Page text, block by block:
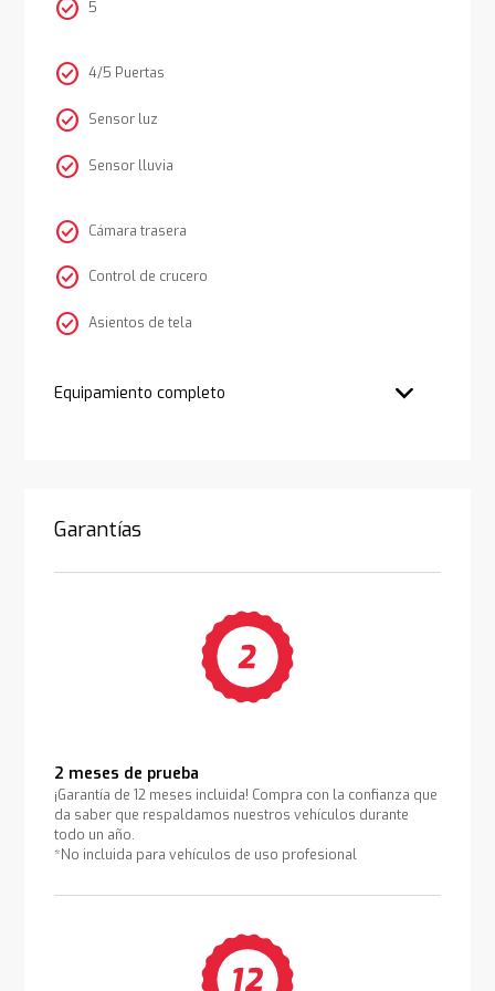
check_circle 5
check_circle 4/5 Puertas
check_circle Sensor luz
check_circle Sensor lluvia
check_circle Cámara trasera
check_circle Control de crucero
check_circle Asientos de tela
Equipamiento completo
Garantías
2 meses de prueba
¡Garantía de 12 meses incluida! Compra con la confianza que
da saber que respaldamos nuestros vehículos durante
todo un año.
*No incluida para vehículos de uso profesional